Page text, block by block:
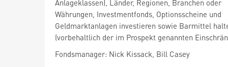
Anlageklassen), Länder, Regionen, Branchen oder
Währungen, Investmentfonds, Optionsscheine und
Geldmarktanlagen investieren sowie Barmittel
(vorbehaltlich der im Prospekt genannten
Fondsmanager: Nick Kissack, Bill Casey